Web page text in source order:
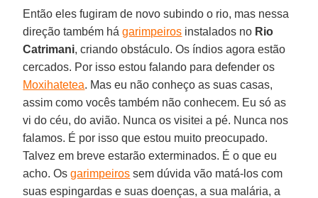
Então eles fugiram de novo subindo o rio, mas nessa
direção também hágarimpeiros instalados no Rio
Catrimani, criando obstáculo. Os índios agora estão
cercados. Por isso estou falando para defender os
Moxihatetea. Mas eu não conheço as suas casas,
assim como vocês também não conhecem. Eu só as
vi do céu, do avião. Nunca os visitei a pé. Nunca nos
falamos. É por isso que estou muito preocupado.
Talvez em breve estarão exterminados. É o que eu
acho. Osgarimpeiros sem dúvida vão matá-los com
suas espingardas e suas doenças, a sua malária, a